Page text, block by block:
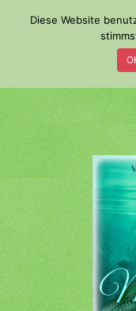
a
i
n
c
o
n
t
e
n
t
Diese Website